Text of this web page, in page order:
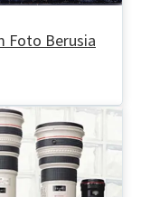
Foto Berusia